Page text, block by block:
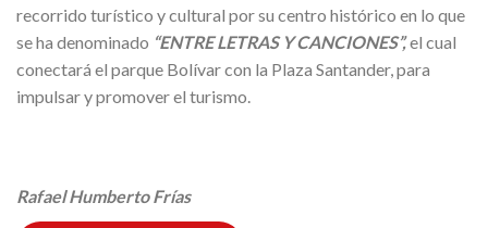
recorrido turístico y cultural por su centro histórico en lo que
se ha denominado “ENTRE LETRAS Y CANCIONES”,el cual
conectará el parque Bolívar con la Plaza Santander, para
impulsar y promover el turismo.
Rafael Humberto Frías